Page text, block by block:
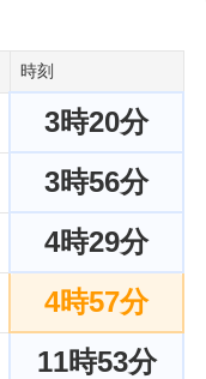
時刻
3時20分
3時56分
4時29分
4時57分
11時53分